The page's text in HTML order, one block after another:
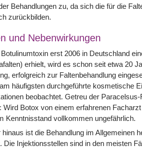
Behandlungen zu, da sich die für die
zurückbilden.
und Nebenwirkungen
erst 2006 in Deutschland
erhielt, wird es schon seit etwa 20
erfolgreich zur Faltenbehandlung
häufigsten durchgeführte kosmetische
beobachtet. Getreu der
Wird Botox von einem erfahrenen
Kenntnisstand vollkommen ungefährlich.
hinaus ist die Behandlung im Allgemeinen
Die Injektionsstellen sind in den meisten